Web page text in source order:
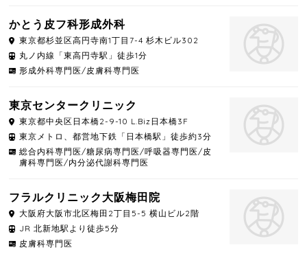
かとう皮フ科形成外科
東京都杉並区高円寺南1丁目7-4 杉木ビル302
丸ノ内線「東高円寺駅」徒歩1分
形成外科専門医/皮膚科専門医
東京センタークリニック
東京都中央区 日本橋2-9-10 L.Biz日本橋3F
東京メトロ、都営地下鉄「日本橋駅」徒歩約3分
総合内科専門医/糖尿病専門医/呼吸器専門医/皮
膚科専門医/内分泌代謝科専門医
フラルクリニック大阪梅田院
大阪府大阪市北区梅田2丁目5-5 横山ビル2階
JR 北新地駅より徒歩5分
皮膚科専門医